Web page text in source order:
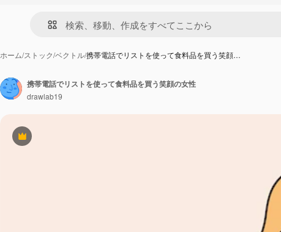
ホーム/ストック/ベクトル/携帯電話でリストを使って食料品を買う笑顔…
Premium
携帯電話でリストを使って食料品を買う笑顔の女性
drawlab19